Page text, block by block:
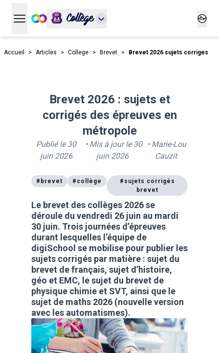
Ouvrir le menu principal
Collège
Accueil > Articles > College > Brevet > Brevet 2026 sujets corriges
Brevet 2026 : sujets et
corrigés des épreuves en
métropole
Publié le30
juin 2026
• Mis à jour le 30
juin 2026
• Marie-Lou
Cauzit
# brevet # collège # sujets corrigés
brevet
Le brevet des collèges 2026 se
déroule du vendredi 26 juin au mardi
30 juin. Trois journées d’épreuves
durant lesquelles l’équipe de
digiSchool se mobilise pour publier les
sujets corrigés par matière : sujet du
brevet de français, sujet d’histoire,
géo et EMC, le sujet du brevet de
physique chimie et SVT, ainsi que le
sujet de maths 2026 (nouvelle version
avec les automatismes).